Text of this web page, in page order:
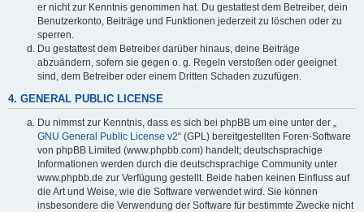
er nicht zur Kenntnis genommen hat. Du gestattest dem Betreiber, dein
Benutzerkonto, Beiträge und Funktionen jederzeit zu löschen oder zu
sperren.
Du gestattest dem Betreiber darüber hinaus, deine Beiträge
abzuändern, sofern sie gegen o. g. Regeln verstoßen oder geeignet
sind, dem Betreiber oder einem Dritten Schaden zuzufügen.
4. GENERAL PUBLIC LICENSE
Du nimmst zur Kenntnis, dass es sich bei phpBB um eine unter der „
GNU General Public License v2“ (GPL) bereitgestellten Foren-Software
von phpBB Limited (www.phpbb.com) handelt; deutschsprachige
Informationen werden durch die deutschsprachige Community unter
www.phpbb.de zur Verfügung gestellt. Beide haben keinen Einfluss auf
die Art und Weise, wie die Software verwendet wird. Sie können
insbesondere die Verwendung der Software für bestimmte Zwecke nicht